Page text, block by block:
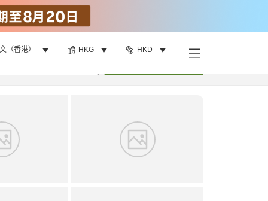
（香港） HKG HKD